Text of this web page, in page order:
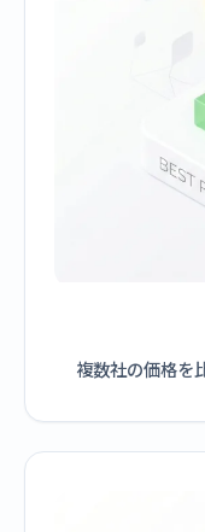
複数社の価格を